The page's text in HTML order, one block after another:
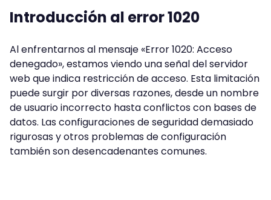
Introducción al error 1020
Al enfrentarnos al mensaje «Error 1020: Acceso
denegado», estamos viendo una señal del servidor
web que indica restricción de acceso. Esta limitación
puede surgir por diversas razones, desde un nombre
de usuario incorrecto hasta conflictos con bases de
datos. Las configuraciones de seguridad demasiado
rigurosas y otros problemas de configuración
también son desencadenantes comunes.